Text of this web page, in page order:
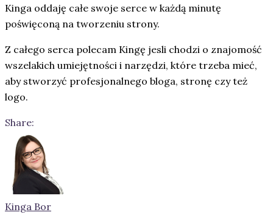
Kinga oddaję całe swoje serce w każdą minutę
poświęconą na tworzeniu strony.
Z całego serca polecam Kingę jesli chodzi o znajomość
wszelakich umiejętności i narzędzi, które trzeba mieć,
aby stworzyć profesjonalnego bloga, stronę czy też
logo.
Share:
Kinga Bor